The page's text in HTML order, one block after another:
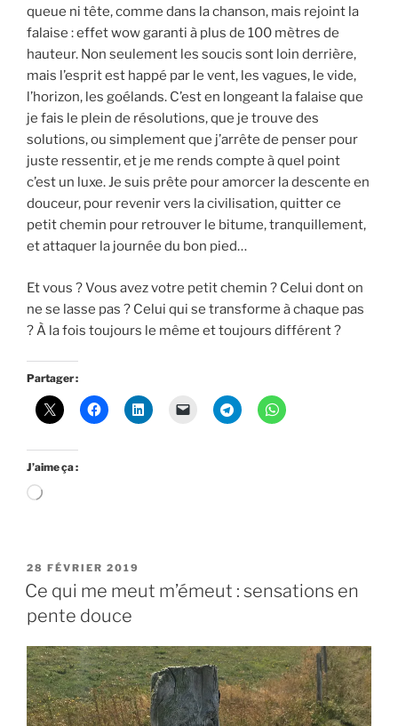
queue ni tête, comme dans la chanson, mais rejoint la
falaise : effet wow garanti à plus de 100 mètres de
hauteur. Non seulement les soucis sont loin derrière,
mais l’esprit est happé par le vent, les vagues, le vide,
l’horizon, les goélands. C’est en longeant la falaise que
je fais le plein de résolutions, que je trouve des
solutions, ou simplement que j’arrête de penser pour
juste ressentir, et je me rends compte à quel point
c’est un luxe. Je suis prête pour amorcer la descente en
douceur, pour revenir vers la civilisation, quitter ce
petit chemin pour retrouver le bitume, tranquillement,
et attaquer la journée du bon pied…
Et vous ? Vous avez votre petit chemin ? Celui dont on
ne se lasse pas ? Celui qui se transforme à chaque pas
? À la fois toujours le même et toujours différent ?
Partager :
J’aime ça :
Chargement…
PUBLIÉ
LE
28 FÉVRIER 2019
Ce qui me meut m’émeut : sensations en
pente douce